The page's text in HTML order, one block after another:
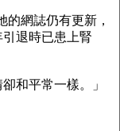
網誌仍有更新，
退時已患上腎
和平常一樣。」